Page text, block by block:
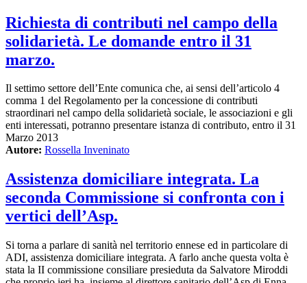
Richiesta di contributi nel campo della
solidarietà. Le domande entro il 31
marzo.
Il settimo settore dell’Ente comunica che, ai sensi dell’articolo 4
comma 1 del Regolamento per la concessione di contributi
straordinari nel campo della solidarietà sociale, le associazioni e gli
enti interessati, potranno presentare istanza di contributo, entro il 31
Marzo 2013
Autore: Rossella Inveninato
Assistenza domiciliare integrata. La
seconda Commissione si confronta con i
vertici dell’Asp.
Si torna a parlare di sanità nel territorio ennese ed in particolare di
ADI, assistenza domiciliare integrata. A farlo anche questa volta è
stata la II commissione consiliare presieduta da Salvatore Miroddi